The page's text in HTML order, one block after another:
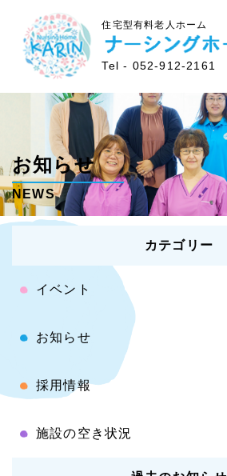
住宅型有料老人ホーム
Tel - 052-912-2161
お知らせ
NEWS
カテゴリー
イベント
お知らせ
採用情報
施設の空き状況